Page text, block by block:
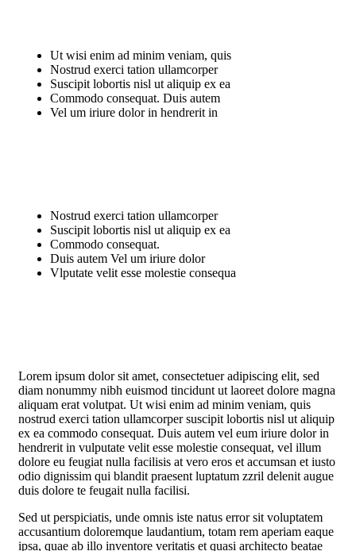
Ut wisi enim ad minim veniam, quis
Nostrud exerci tation ullamcorper
Suscipit lobortis nisl ut aliquip ex ea
Commodo consequat. Duis autem
Vel um iriure dolor in hendrerit in
Nostrud exerci tation ullamcorper
Suscipit lobortis nisl ut aliquip ex ea
Commodo consequat.
Duis autem Vel um iriure dolor
Vlputate velit esse molestie consequa
Lorem ipsum dolor sit amet, consectetuer adipiscing elit, sed
diam nonummy nibh euismod tincidunt ut laoreet dolore magna
aliquam erat volutpat. Ut wisi enim ad minim veniam, quis
nostrud exerci tation ullamcorper suscipit lobortis nisl ut aliquip
ex ea commodo consequat. Duis autem vel eum iriure dolor in
hendrerit in vulputate velit esse molestie consequat, vel illum
dolore eu feugiat nulla facilisis at vero eros et accumsan et iusto
odio dignissim qui blandit praesent luptatum zzril delenit augue
duis dolore te feugait nulla facilisi.
Sed ut perspiciatis, unde omnis iste natus error sit voluptatem
accusantium doloremque laudantium, totam rem aperiam eaque
ipsa, quae ab illo inventore veritatis et quasi architecto beatae